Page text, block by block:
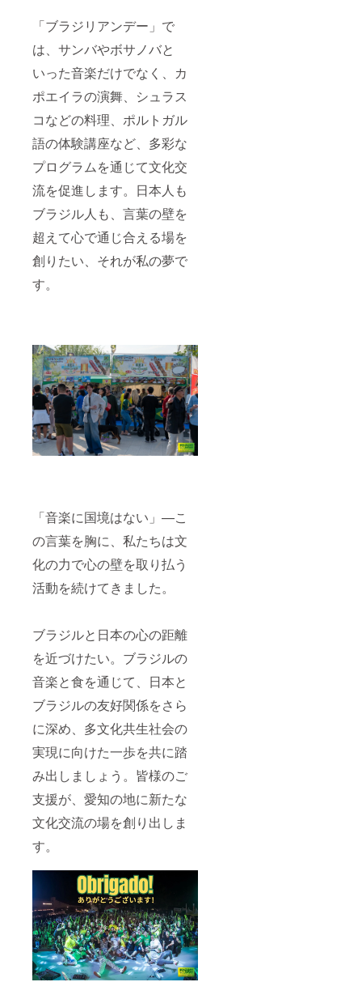
「ブラジリアンデー」で
は、サンバやボサノバと
いった音楽だけでなく、カ
ポエイラの演舞、シュラス
コなどの料理、ポルトガル
語の体験講座など、多彩な
プログラムを通じて文化交
流を促進します。日本人も
ブラジル人も、言葉の壁を
超えて心で通じ合える場を
創りたい、それが私の夢で
す。
「音楽に国境はない」—こ
の言葉を胸に、私たちは文
化の力で心の壁を取り払う
活動を続けてきました。
ブラジルと日本の心の距離
を近づけたい。ブラジルの
音楽と食を通じて、日本と
ブラジルの友好関係をさら
に深め、多文化共生社会の
実現に向けた一歩を共に踏
み出しましょう。皆様のご
支援が、愛知の地に新たな
文化交流の場を創り出しま
す。